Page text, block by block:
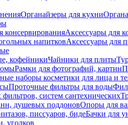
Органайзеры для кухни
консервированияАксессуары для
напитковАксессуары для
кофейникиЧайники для плиты
Рамки для фотографий, картин
наборы косметики для лица и
Проточные фильтры для воды
систем сантехнических
душевых поддоновОпоры для
писсуаров, бидеБачки для
уголков